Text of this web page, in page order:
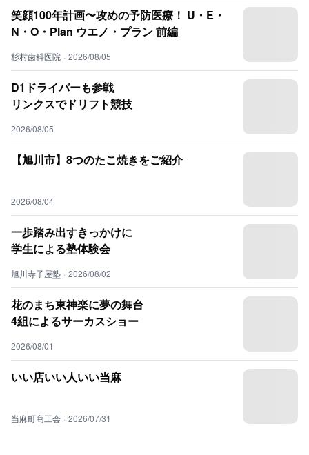
笑顔100年計画〜攻めの予防医療！ U・E・
N・O・Plan ウエノ・プラン 前編
杉村歯科医院 · 2026/08/05
D1ドライバーも参戦
リンクスでドリフト競技
2026/08/05
【旭川市】8つのたこ焼きをご紹介
2026/08/04
一歩踏み出すきっかけに
学生による塾体験会
旭川寺子屋塾 · 2026/08/02
花のまち東神楽に夢の舞台
4組によるサーカスショー
2026/08/01
いい店いい人いい当麻
当麻町商工会 · 2026/07/31